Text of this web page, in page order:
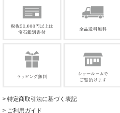
> 特定商取引法に基づく表記
> ご利用ガイド